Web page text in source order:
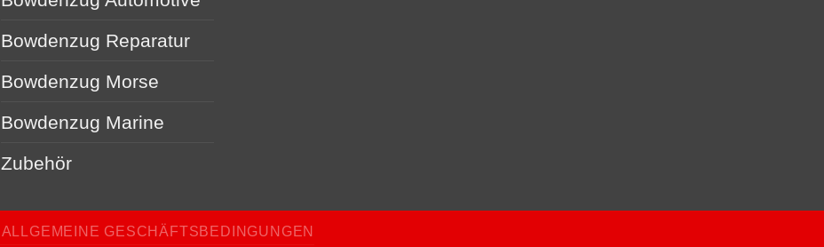
Bowdenzug Reparatur
Bowdenzug Morse
Bowdenzug Marine
Zubehör
ALLGEMEINE GESCHÄFTSBEDINGUNGEN